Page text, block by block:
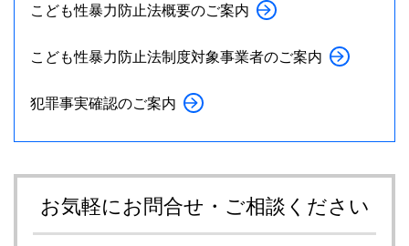
こども性暴力防止法概要のご案内
こども性暴力防止法制度対象事業者のご案内
犯罪事実確認のご案内
お気軽にお問合せ・ご相談ください